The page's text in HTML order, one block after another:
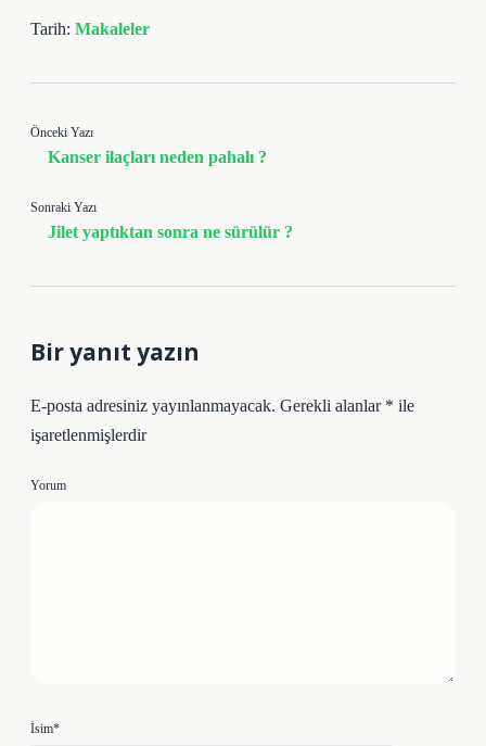
Tarih: Makaleler
Önceki Yazı
Kanser ilaçları neden pahalı ?
Sonraki Yazı
Jilet yaptıktan sonra ne sürülür ?
Bir yanıt yazın
E-posta adresiniz yayınlanmayacak. Gerekli alanlar * ile
işaretlenmişlerdir
Yorum
İsim*